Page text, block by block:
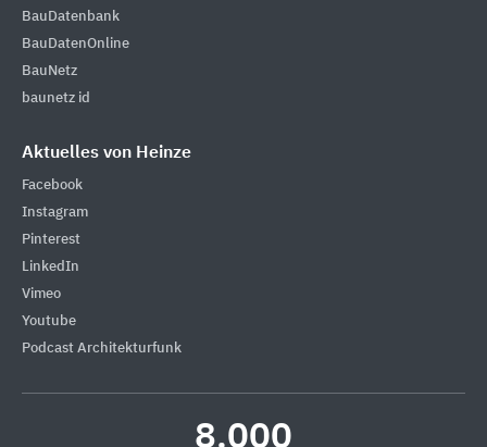
BauDatenbank
BauDatenOnline
BauNetz
baunetz id
Aktuelles von Heinze
Facebook
Instagram
Pinterest
LinkedIn
Vimeo
Youtube
Podcast Architekturfunk
8.000